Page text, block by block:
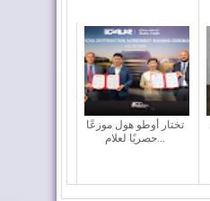
تختار أوطو هول موزعًا
حصريًا لعلام...